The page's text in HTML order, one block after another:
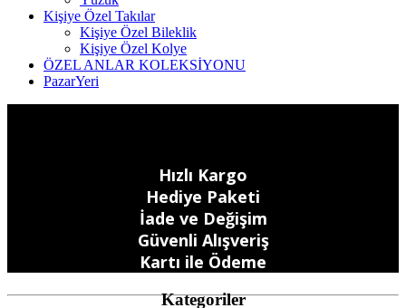
Kişiye Özel Takılar
Kişiye Özel Bileklik
Kişiye Özel Kolye
ÖZEL ANLAR KOLEKSİYONU
PazarYeri
Hızlı Kargo
Hediye Paketi
İade ve Değişim
Güvenli Alışveriş
Kartı ile Ödeme
Kategoriler